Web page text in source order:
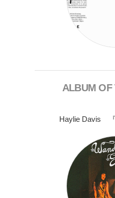
ALBUM OF
Haylie Davis 『